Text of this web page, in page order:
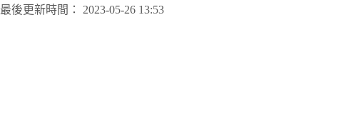
最後更新時間： 2023-05-26 13:53